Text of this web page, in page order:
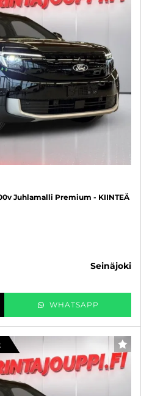
Juhlamalli Premium - KIINTEÄ
seinäjoki
WHATSAPP